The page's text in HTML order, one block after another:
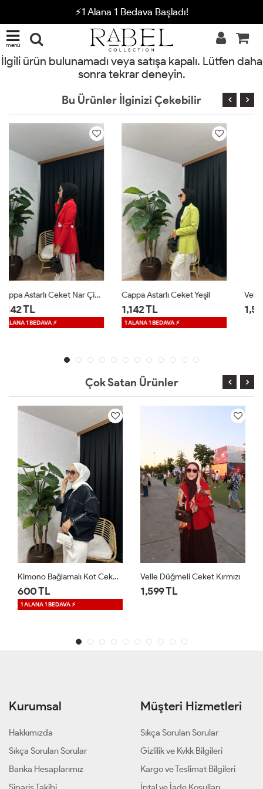
⚡1 Alana 1 Bedava Başladı!
menü
İlgili ürün bulunamadı veya satışa kapalı. Lütfen daha
sonra tekrar deneyin.
Bu Ürünler İlginizi Çekebilir
Cappa Astarlı Ceket Yeşil
1,142 TL
1 ALANA 1 BEDAVA ⚡
Velle Düğmeli Ceket Beyaz
1,599 TL
Çok Satan Ürünler
Velle Düğmeli Ceket Kırmızı
1,599 TL
Regalia Denim Ceket Mavi
1,699 TL
Kurumsal
Hakkımızda
Sıkça Sorulan Sorular
Banka Hesaplarımız
Müşteri Hizmetleri
Sıkça Sorulan Sorular
Gizlilik ve Kvkk Bilgileri
Kargo ve Teslimat Bilgileri